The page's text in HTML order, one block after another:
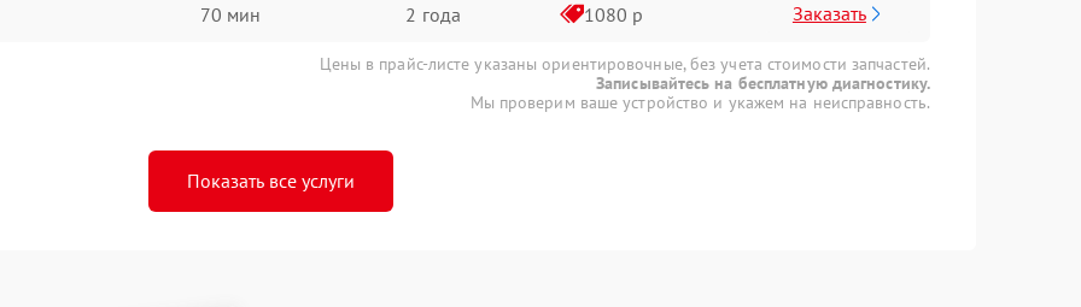
70 мин 2 года 1080 р Заказать
Цены в прайс-листе указаны ориентировочные, без учета стоимости запчастей.
Записывайтесь на бесплатную диагностику.
Мы проверим ваше устройство и укажем на неисправность.
Показать все услуги